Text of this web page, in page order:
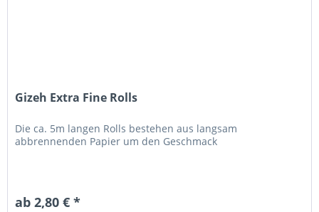
Gizeh Extra Fine Rolls
Die ca. 5m langen Rolls bestehen aus langsam
abbrennenden Papier um den Geschmack
ab 2,80 € *